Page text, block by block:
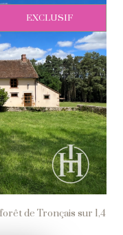
EXCLUSIF
de Tronçais sur 1,4